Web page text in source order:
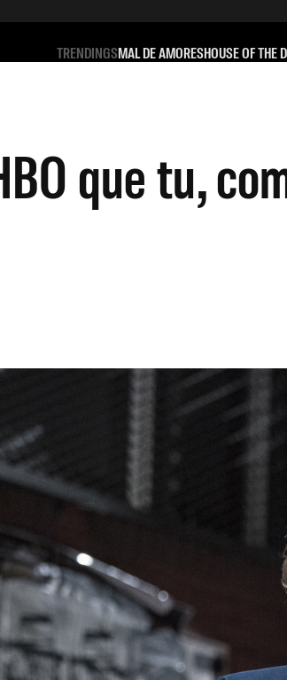
TRENDINGSMAL DE AMORESHOUSE OF THE
que tu,